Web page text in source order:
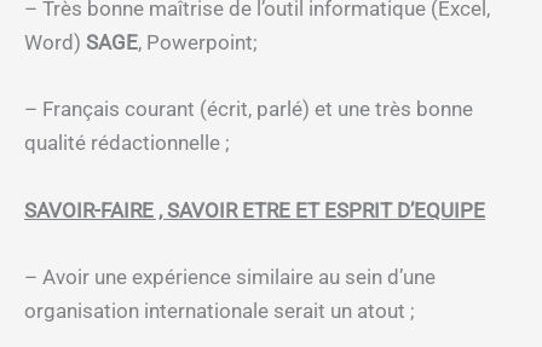
– Très bonne maîtrise de l’outil informatique (Excel,
Word) SAGE, Powerpoint;
– Français courant (écrit, parlé) et une très bonne
qualité rédactionnelle ;
SAVOIR-FAIRE , SAVOIR ETRE ET ESPRIT D’EQUIPE
– Avoir une expérience similaire au sein d’une
organisation internationale serait un atout ;